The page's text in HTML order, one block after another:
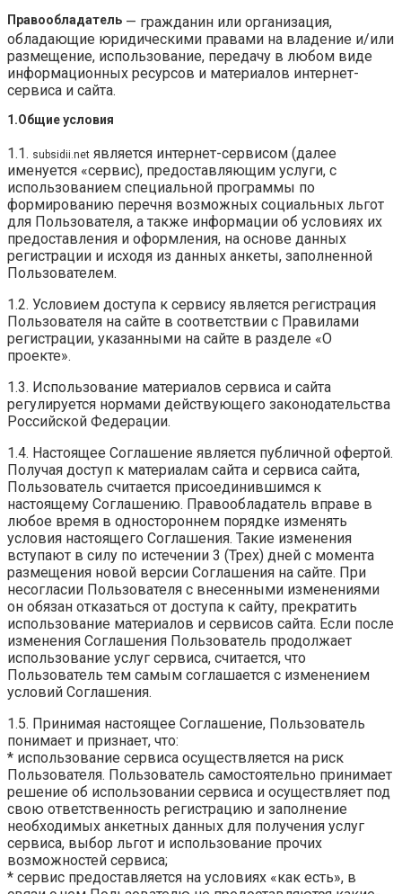
Правообладатель — гражданин или организация,
обладающие юридическими правами на владение и/или
размещение, использование, передачу в любом виде
информационных ресурсов и материалов интернет-
сервиса и сайта.
1.Общие условия
1.1. subsidii.net является интернет-сервисом (далее
именуется «сервис), предоставляющим услуги, с
использованием специальной программы по
формированию перечня возможных социальных льгот
для Пользователя, а также информации об условиях их
предоставления и оформления, на основе данных
регистрации и исходя из данных анкеты, заполненной
Пользователем.
1.2. Условием доступа к сервису является регистрация
Пользователя на сайте в соответствии с Правилами
регистрации, указанными на сайте в разделе «О
проекте».
1.3. Использование материалов сервиса и сайта
регулируется нормами действующего законодательства
Российской Федерации.
1.4. Настоящее Соглашение является публичной офертой.
Получая доступ к материалам сайта и сервиса сайта,
Пользователь считается присоединившимся к
настоящему Соглашению. Правообладатель вправе в
любое время в одностороннем порядке изменять
условия настоящего Соглашения. Такие изменения
вступают в силу по истечении 3 (Трех) дней с момента
размещения новой версии Соглашения на сайте. При
несогласии Пользователя с внесенными изменениями
он обязан отказаться от доступа к сайту, прекратить
использование материалов и сервисов сайта. Если после
изменения Соглашения Пользователь продолжает
использование услуг сервиса, считается, что
Пользователь тем самым соглашается с изменением
условий Соглашения.
1.5. Принимая настоящее Соглашение, Пользователь
понимает и признает, что:
* использование сервиса осуществляется на риск
Пользователя. Пользователь самостоятельно принимает
решение об использовании сервиса и осуществляет под
свою ответственность регистрацию и заполнение
необходимых анкетных данных для получения услуг
сервиса, выбор льгот и использование прочих
возможностей сервиса;
* сервис предоставляется на условиях «как есть», в